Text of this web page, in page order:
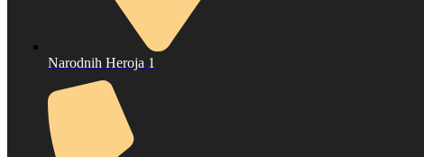
Narodnih Heroja 1